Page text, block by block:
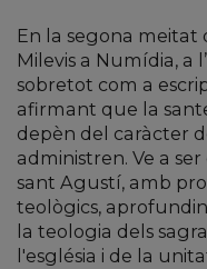
En la segona meitat
Milevis a Numídia, a
sobretot com a
afirmant que la
depèn del caràcter
administren. Ve a
sant Agustí, amb
teològics,
la teologia dels
l'església i de la